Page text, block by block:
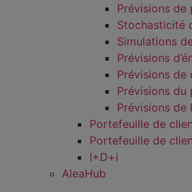
Prévisions de
Stochasticité
Simulations
Prévisions
Prévisions de
Prévisions du
Prévisions de
Portefeuille de
Portefeuille de
I+D+i
AleaHub